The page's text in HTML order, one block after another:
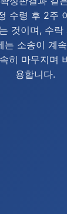
수령 후 2주
것이며, 수
는 소송이 계
히 마무지며
용합니다.